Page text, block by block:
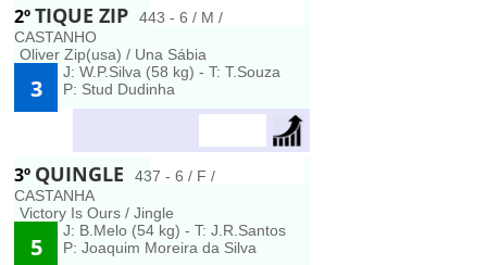
2ºTIQUE ZIP
443 - 6 / M /
CASTANHO
Oliver Zip(usa) / Una Sábia
3
J: W.P.Silva (58 kg) - T: T.Souza
P: Stud Dudinha
3º QUINGLE
437 - 6 / F /
CASTANHA
Victory Is Ours / Jingle
5
J: B.Melo (54 kg) - T: J.R.Santos
P: Joaquim Moreira da Silva